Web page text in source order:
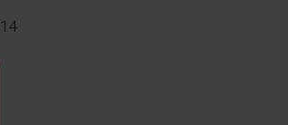
przesyłki